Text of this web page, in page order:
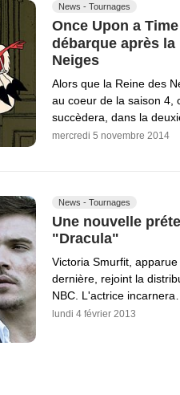
News - Tournages
Once Upon a
débarque après la
Neiges
Alors que la Reine des
au coeur de la saison 4,
succèdera, dans la
mercredi 5 novembre 2014
News - Tournages
Une nouvelle
"Dracula"
Victoria Smurfit,
dernière, rejoint la
NBC. L'actrice
lundi 4 février 2013